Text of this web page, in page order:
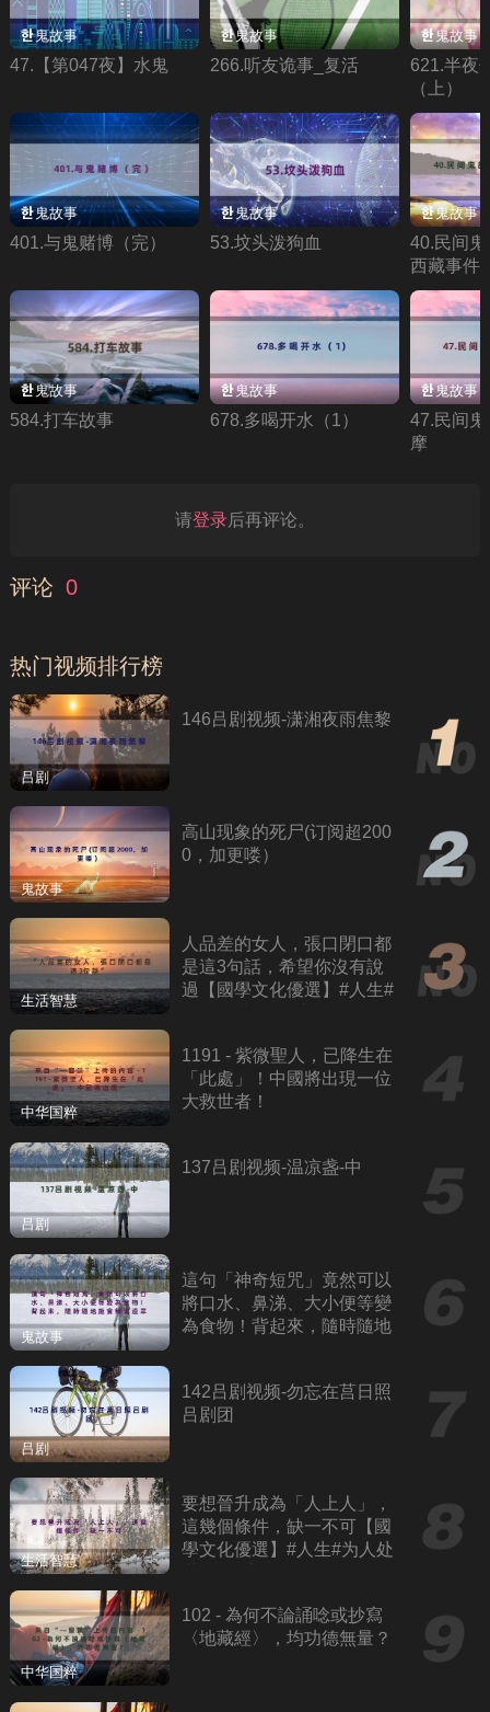
鬼故事
47.【第047夜】水鬼
鬼故事
266.听友诡事_复活
鬼故事
621.半夜
（上）
鬼故事
401.与鬼赌博（完）
鬼故事
53.坟头泼狗血
鬼故事
40.民间
西藏事件
鬼故事
584.打车故事
鬼故事
678.多喝开水（1）
鬼故事
47.民间
摩
请登录后再评论。
评论 0
热门视频排行榜
吕剧
146吕剧视频-潇湘夜雨焦黎
鬼故事
高山现象的死尸(订阅超200
0，加更喽）
生活智慧
人品差的女人，張口閉口都
是這3句話，希望你沒有說
過【國學文化優選】#人生#
中华国粹
1191 - 紫微聖人，已降生在
「此處」！中國將出現一位
大救世者！
吕剧
137吕剧视频-温凉盏-中
鬼故事
這句「神奇短咒」竟然可以
將口水、鼻涕、大小便等變
為食物！背起來，隨時隨地
吕剧
142吕剧视频-勿忘在莒日照
吕剧团
生活智慧
要想晉升成為「人上人」，
這幾個條件，缺一不可【國
學文化優選】#人生#为人处
中华国粹
102 - 為何不論誦唸或抄寫
〈地藏經〉，均功德無量？